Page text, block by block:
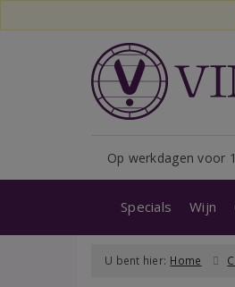
Op werkdagen voor
Specials Wijn
U bent hier: Home